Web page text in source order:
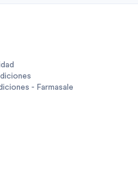
- Farmasale